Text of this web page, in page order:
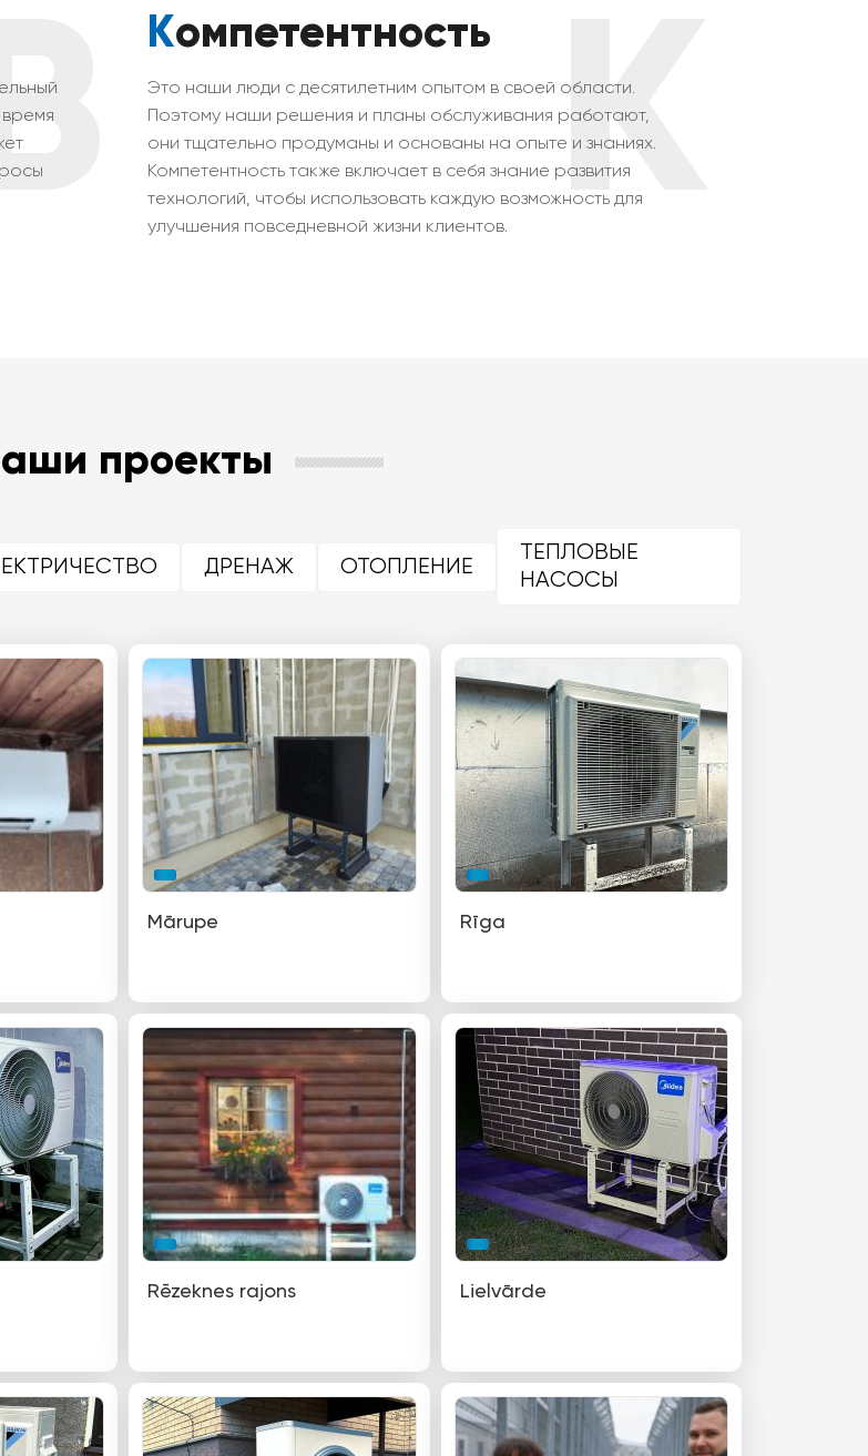
Компетентность
Это наши люди с десятилетним опытом в своей области.
Поэтому наши решения и планы обслуживания работают,
они тщательно продуманы и основаны на опыте и знаниях.
Компетентность также включает в себя знание развития
технологий, чтобы использовать каждую возможность для
улучшения повседневной жизни клиентов.
K
проекты
ДРЕНАЖ ОТОПЛЕНИЕ
ТЕПЛОВЫЕ
НАСОСЫ
Mārupe Rīga
Rēzeknes rajons Lielvārde